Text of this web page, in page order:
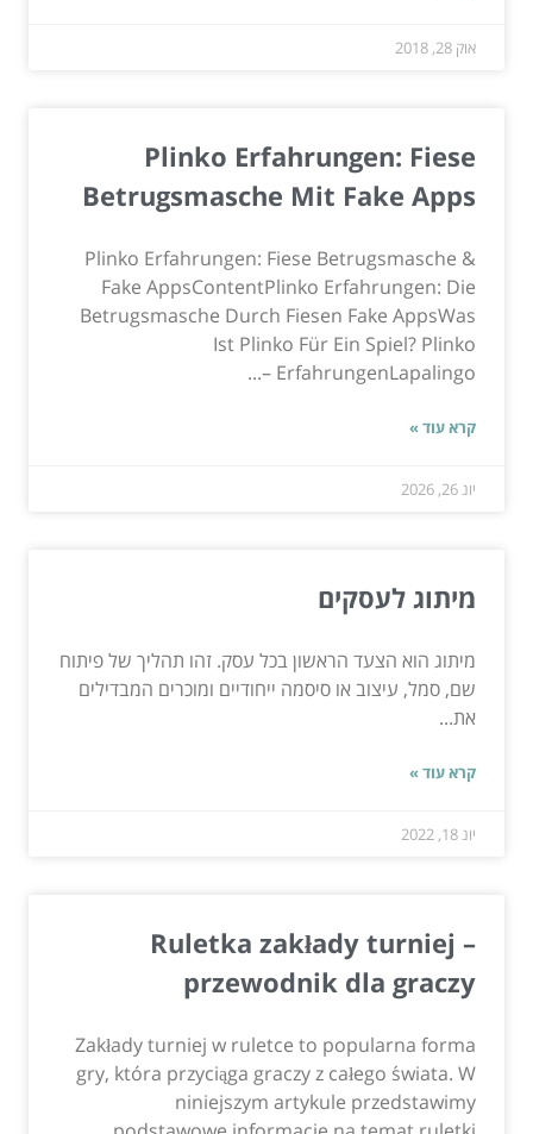
אוק 28, 2018
Plinko Erfahrungen: Fiese
Betrugsmasche Mit Fake Apps
Plinko Erfahrungen: Fiese Betrugsmasche &
Fake AppsContentPlinko Erfahrungen: Die
Betrugsmasche Durch Fiesen Fake AppsWas
Ist Plinko Für Ein Spiel? Plinko
ErfahrungenLapalingo –...
קרא עוד »
יונ 26, 2026
מיתוג לעסקים
מיתוג הוא הצעד הראשון בכל עסק. זהו תהליך של פיתוח
שם, סמל, עיצוב או סיסמה ייחודיים ומוכרים המבדילים
את...
קרא עוד »
יונ 18, 2022
Ruletka zakłady turniej –
przewodnik dla graczy
Zakłady turniej w ruletce to popularna forma
gry, która przyciąga graczy z całego świata. W
niniejszym artykule przedstawimy